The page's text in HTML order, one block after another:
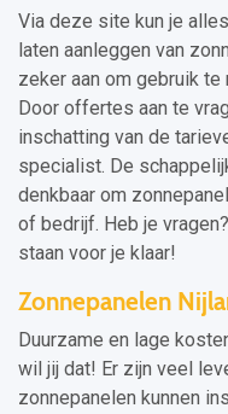
Via deze site kun je
laten aanleggen van
zeker aan om gebruik
Door offertes aan te
inschatting van de
specialist. De
denkbaar om
of bedrijf. Heb je
staan voor je klaar!
Zonnepanelen
Duurzame en lage
wil jij dat! Er zijn veel
zonnepanelen kunnen